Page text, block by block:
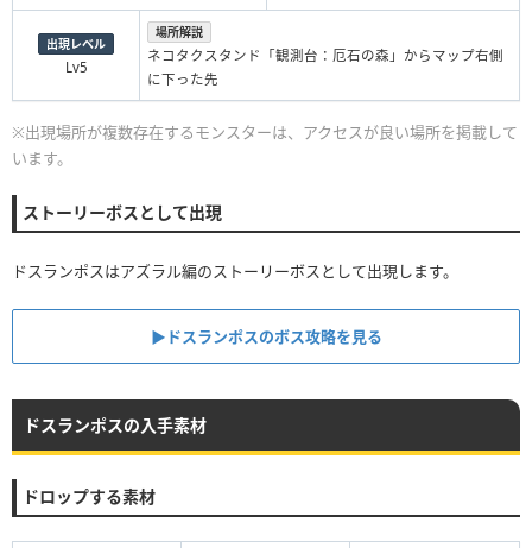
出現レベル
Lv5
場所解説
ネコタクスタンド「観測台：厄石の森」からマップ右側
に下った先
※出現場所が複数存在するモンスターは、アクセスが良い場所を掲載して
います。
ストーリーボスとして出現
ドスランポスはアズラル編のストーリーボスとして出現します。
▶︎ドスランポスのボス攻略を見る
ドスランポスの入手素材
ドロップする素材